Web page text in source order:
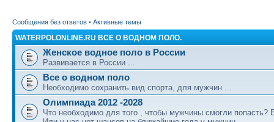
Сообщения без ответов • Активные темы
WATERPOLONLINE.RU ВСЕ О ВОДНОМ ПОЛО.
Женское водное поло в России
Развивается в России ...
Все о водном поло
Необходимо сохранить вид спорта, для мужчин ...
Олимпиада 2012 -2028
Что необходимо для того , чтобы мужчины смогли попасть?